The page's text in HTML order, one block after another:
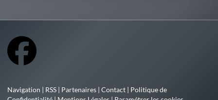
Navigation | RSS | Partenaires | Contact | Politique de